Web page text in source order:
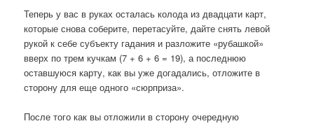
Теперь у вас в руках осталась колода из двадцати карт,
которые снова соберите, перетасуйте, дайте снять левой
рукой к себе субъекту гадания и разложите «рубашкой»
вверх по трем кучкам (7 + 6 + 6 = 19), а последнюю
оставшуюся карту, как вы уже догадались, отложите в
сторону для еще одного «сюрприза».
После того как вы отложили в сторону очередную